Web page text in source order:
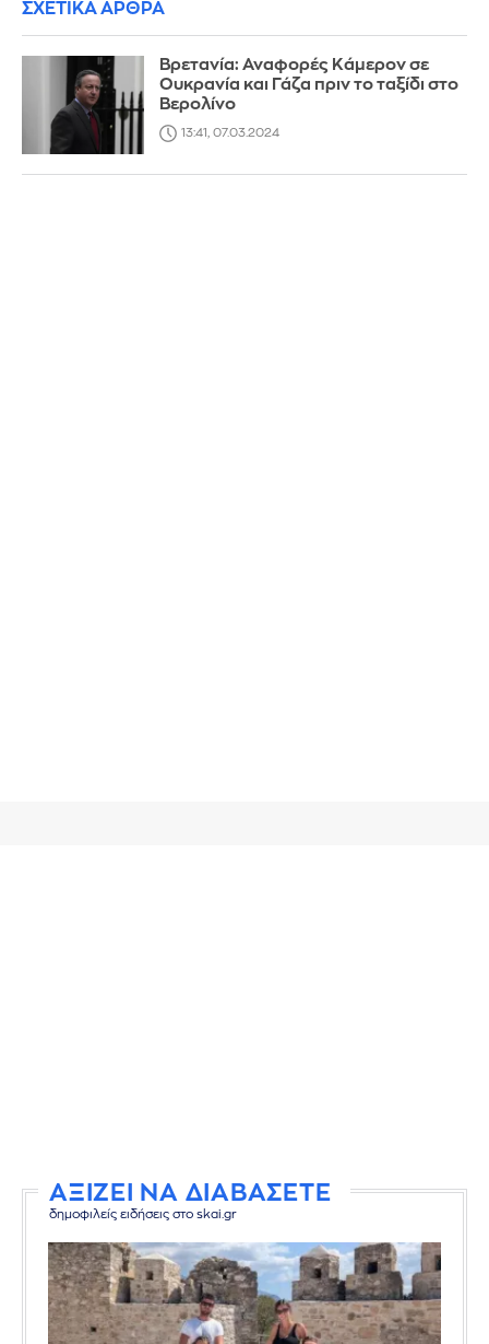
ΣΧΕΤΙΚΑ ΑΡΘΡΑ
Βρετανία: Αναφορές Κάμερον σε
Ουκρανία και Γάζα πριν το ταξίδι στο
Βερολίνο
13:41, 07.03.2024
ΑΞΙΖΕΙ ΝΑ ΔΙΑΒΑΣΕΤΕ
δημοφιλείς ειδήσεις στο skai.gr